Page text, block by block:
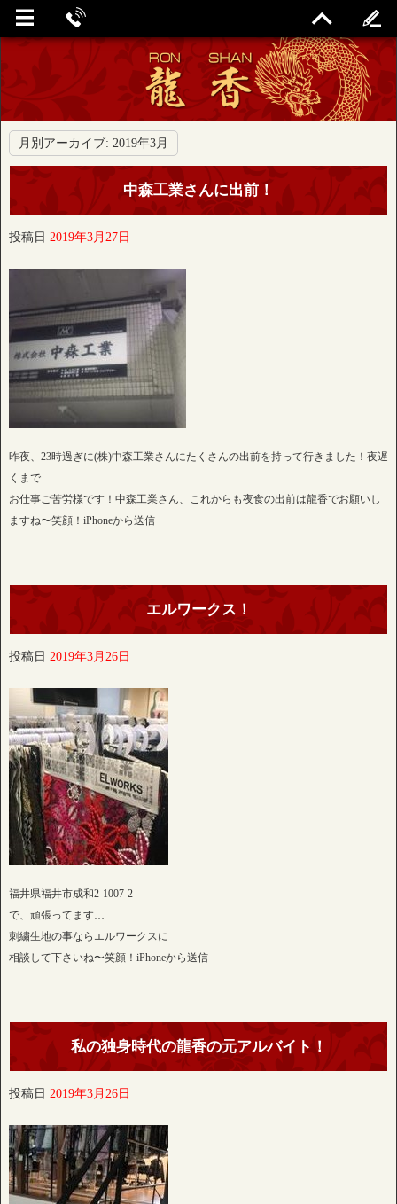
月別アーカイブ: 2019年3月
中森工業さんに出前！
投稿日 2019年3月27日
昨夜、23時過ぎに(株)中森工業さんにたくさんの出前を持って行きました！夜遅
くまで
お仕事ご苦労様です！中森工業さん、これからも夜食の出前は龍香でお願いし
ますね〜笑顔！iPhoneから送信
エルワークス！
投稿日 2019年3月26日
福井県福井市成和2-1007-2
で、頑張ってます…
刺繍生地の事ならエルワークスに
相談して下さいね〜笑顔！iPhoneから送信
私の独身時代の龍香の元アルバイト！
投稿日 2019年3月26日